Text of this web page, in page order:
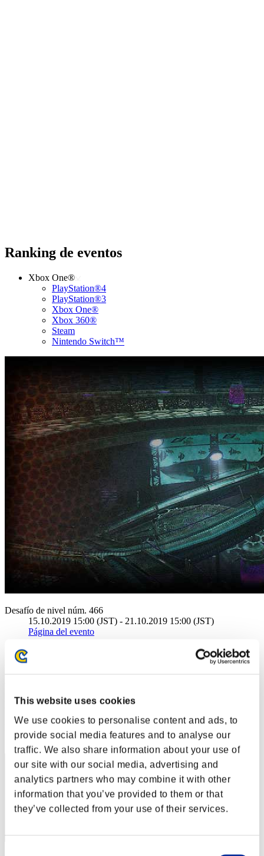
This website uses cookies
We use cookies to personalise content and ads, to
provide social media features and to analyse our
traffic. We also share information about your use of
our site with our social media, advertising and
analytics partners who may combine it with other
information that you’ve provided to them or that
they’ve collected from your use of their services.
Ranking de eventos
Xbox One®
PlayStation®4
PlayStation®3
Xbox One®
Xbox 360®
Steam
Nintendo Switch™
Desafío de nivel núm. 466
15.10.2019 15:00 (JST) - 21.10.2019 15:00 (JST)
Página del evento
Rankings
1